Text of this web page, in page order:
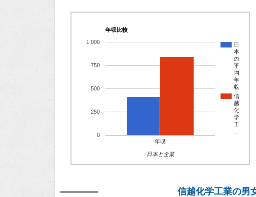
年収比較
日
本
の
平
均
年
収
信
越
化
学
工
年収
0
250
500
750
1,000
日本と企業
信越化学工業の男